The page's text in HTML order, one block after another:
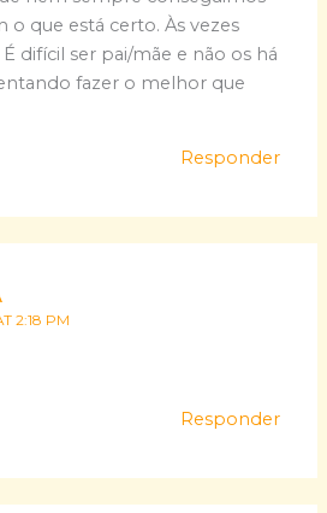
o que está certo. Às vezes
difícil ser pai/mãe e não os há
fazer o melhor que
Responder
2:18 PM
Responder